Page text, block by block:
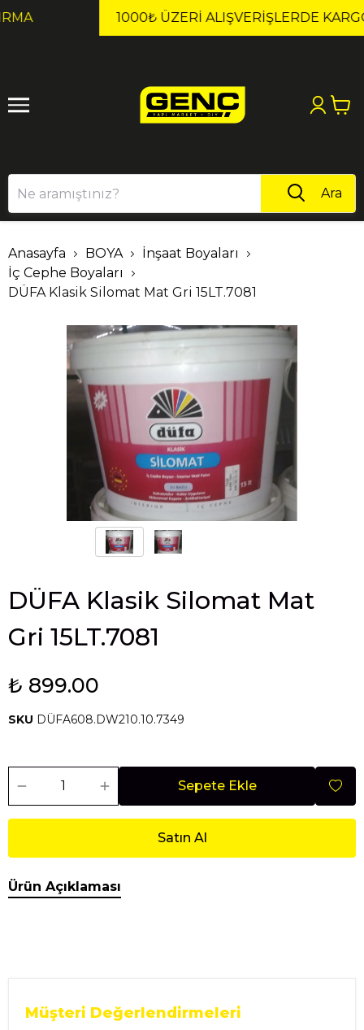
1000₺ ÜZERI ALIŞVERIŞLERDE KARGO ÜCRETSİZ!
1 2
Ara
Anasayfa BOYA
İnşaat Boyaları
İç Cephe Boyaları
DÜFA Klasik Silomat Mat Gri 15LT.7081
DÜFA Klasik Silomat Mat
Gri 15LT.7081
₺ 899.00
SKU DÜFA608.DW210.10.7349
Sepete Ekle
Satın Al
Ürün Açıklaması
Müşteri Değerlendirmeleri